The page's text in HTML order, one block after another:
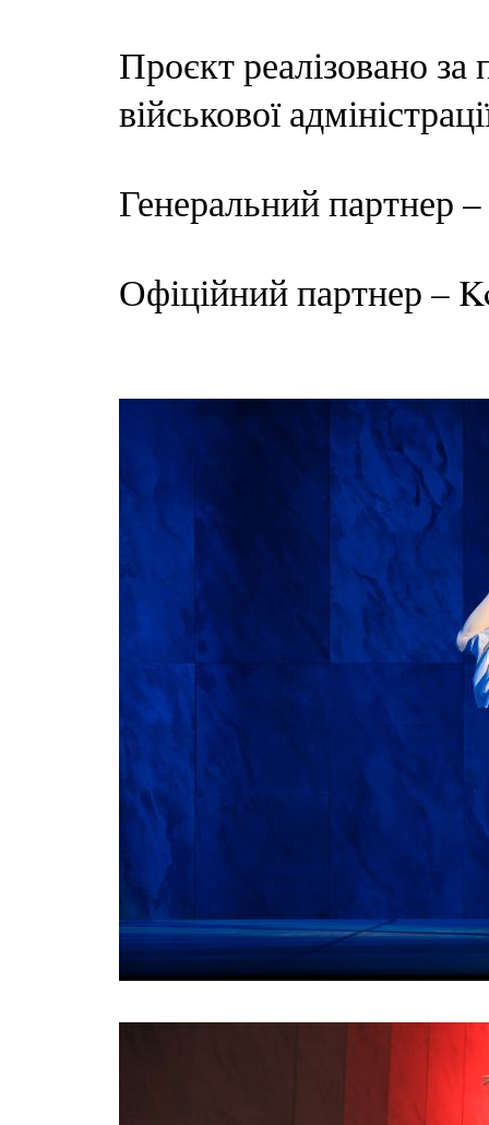
Проєкт реалізовано за
військової
Генеральний
Офіційний партнер –